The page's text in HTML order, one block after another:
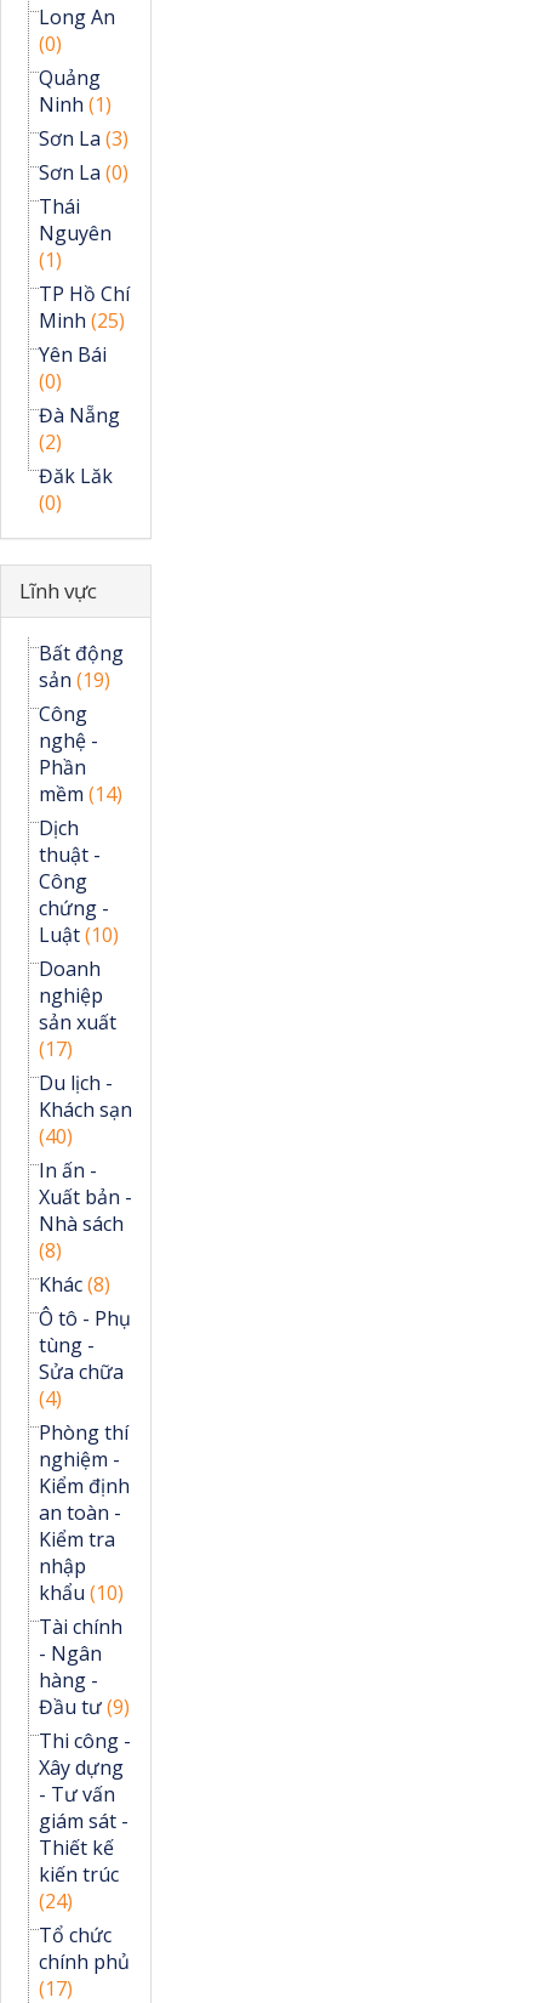
Long An
(0)
Quảng
Ninh (1)
Sơn La (3)
Sơn La (0)
Thái
Nguyên
(1)
TP Hồ Chí
Minh (25)
Yên Bái
(0)
Đà Nẵng
(2)
Đăk Lăk
(0)
Ẩn
Lĩnh vực
Bất động
sản (19)
Công
nghệ -
Phần
mềm (14)
Dịch
thuật -
Công
chứng -
Luật(10)
Doanh
nghiệp
sản xuất
(17)
Du lịch -
Khách sạn
(40)
In ấn -
Xuất bản -
Nhà sách
(8)
Khác(8)
Ô tô - Phụ
tùng -
Sửa chữa
(4)
Phòng thí
nghiệm -
Kiểm định
an toàn -
Kiểm tra
nhập
khẩu (10)
Tài chính
- Ngân
hàng -
Đầu tư(9)
Thi công -
Xây dựng
- Tư vấn
giám sát -
Thiết kế
kiến trúc
(24)
Tổ chức
chính phủ
(17)